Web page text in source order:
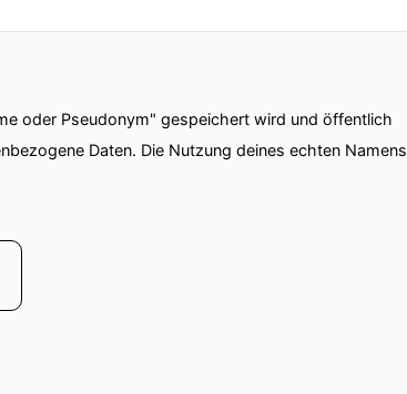
oder Pseudonym" gespeichert wird und öffentlich
Daten. Die Nutzung deines echten Namens